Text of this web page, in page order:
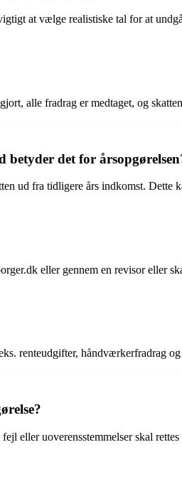
at vælge realistiske tal for at
alle fradrag er medtaget, og
betyder det for
ud fra tidligere års indkomst. Dette
eller gennem en revisor eller
renteudgifter, håndværkerfradrag
eller uoverensstemmelser skal